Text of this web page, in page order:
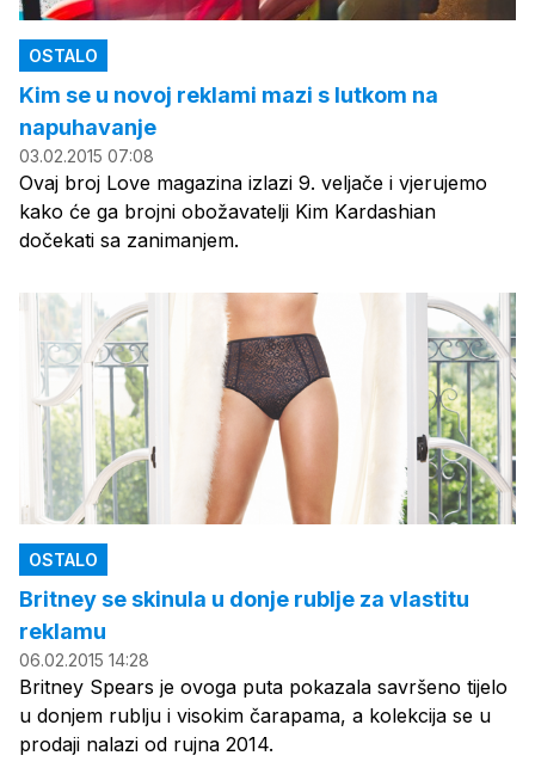
OSTALO
Kim se u novoj reklami mazi s lutkom na
napuhavanje
03.02.2015 07:08
Ovaj broj Love magazina izlazi 9. veljače i vjerujemo
kako će ga brojni obožavatelji Kim Kardashian
dočekati sa zanimanjem.
OSTALO
Britney se skinula u donje rublje za vlastitu
reklamu
06.02.2015 14:28
Britney Spears je ovoga puta pokazala savršeno tijelo
u donjem rublju i visokim čarapama, a kolekcija se u
prodaji nalazi od rujna 2014.